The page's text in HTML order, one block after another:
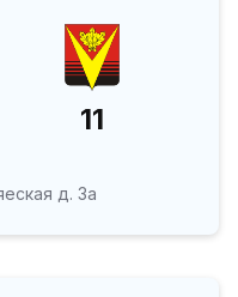
11
д. 3а